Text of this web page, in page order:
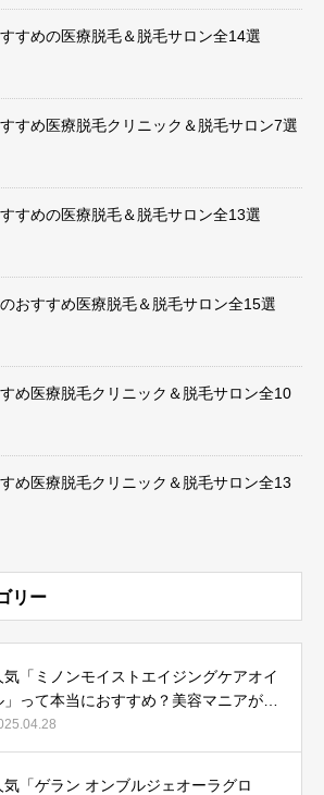
すめの医療脱毛＆脱毛サロン全14選
すめ医療脱毛クリニック＆脱毛サロン7選
すめの医療脱毛＆脱毛サロン全13選
おすすめ医療脱毛＆脱毛サロン全15選
め医療脱毛クリニック＆脱毛サロン全10
め医療脱毛クリニック＆脱毛サロン全13
リー
気「ミノンモイストエイジングケアオイ
」って本当におすすめ？美容マニアが実
使用して口コミを検証！
気「ゲラン オンブルジェオーラグロ